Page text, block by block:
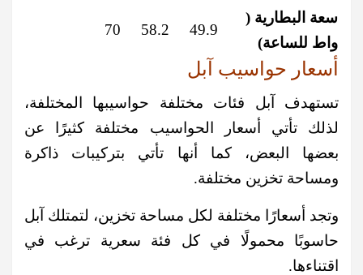
سعة البطارية (
واط للساعة)
49.9
58.2
70
أسعار حواسيب آبل
تستهدف آبل فئات مختلفة حواسيبها المختلفة،
لذلك تأتي أسعار الحواسيب مختلفة كثيرًا عن
بعضها البعض، كما أنها تأتي بتركيبات ذاكرة
ومساحة تخزين مختلفة.
وتجد أسعارًا مختلفة لكل مساحة تخزين، لتمتلك آبل
حاسوبًا محمولًا في كل فئة سعرية ترغب في
اقتناءها.